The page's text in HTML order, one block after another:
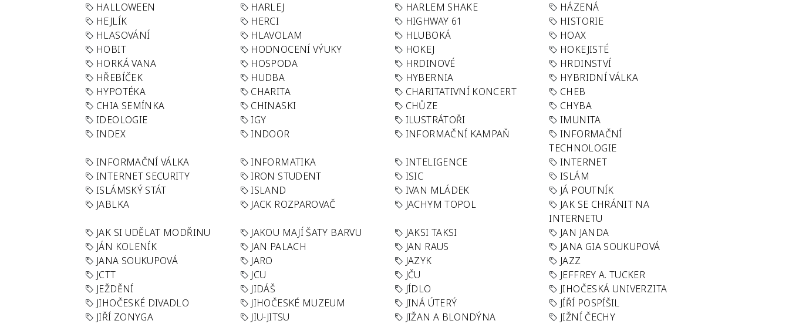
HALLOWEEN
HARLEJ HARLEM SHAKE
HÁZENÁ
HEJLÍK
HERCI HIGHWAY 61
HISTORIE
HLASOVÁNÍ
HLAVOLAM HLUBOKÁ
HOAX
HOBIT
HODNOCENÍ VÝUKY HOKEJ
HOKEJISTÉ
HORKÁ VANA
HOSPODA HRDINOVÉ
HRDINSTVÍ
HŘEBÍČEK
HUDBA HYBERNIA
HYBRIDNÍ VÁLKA
HYPOTÉKA
CHARITA CHARITATIVNÍ KONCERT
CHEB
CHIA SEMÍNKA
CHINASKI CHŮZE
CHYBA
IDEOLOGIE
IGY ILUSTRÁTOŘI
IMUNITA
INDEX
INDOOR INFORMAČNÍ KAMPAŇ
INFORMAČNÍ
TECHNOLOGIE
INFORMAČNÍ VÁLKA
INFORMATIKA INTELIGENCE
INTERNET
INTERNET SECURITY
IRON STUDENT ISIC
ISLÁM
ISLÁMSKÝ STÁT
ISLAND IVAN MLÁDEK
JÁ POUTNÍK
JABLKA
JACK ROZPAROVAČ JACHYM TOPOL
JAK SE CHRÁNIT NA
INTERNETU
JAK SI UDĚLAT MODŘINU
JAKOU MAJÍ ŠATY BARVU JAKSI TAKSI
JAN JANDA
JÁN KOLENÍK
JAN PALACH JAN RAUS
JANA GIA SOUKUPOVÁ
JANA SOUKUPOVÁ
JARO JAZYK
JAZZ
JCTT
JCU JČU
JEFFREY A. TUCKER
JEŽDĚNÍ
JIDÁŠ JÍDLO
JIHOČESKÁ UNIVERZITA
JIHOČESKÉ DIVADLO
JIHOČESKÉ MUZEUM JINÁ ÚTERÝ
JÍŘÍ POSPÍŠIL
JIŘÍ ZONYGA
JIU-JITSU JIŽAN A BLONDÝNA
JIŽNÍ ČECHY